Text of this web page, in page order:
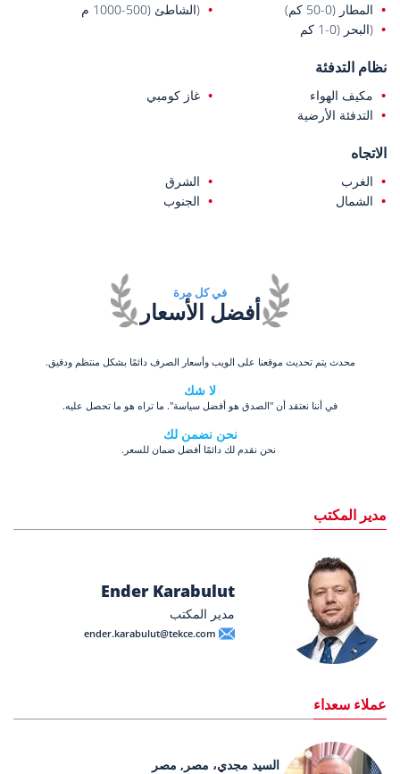
المطار (0-50 كم)
(الشاطئ (500-1000 م
(البحر (0-1 كم
نظام التدفئة
مكيف الهواء
غاز كومبي
التدفئة الأرضية
الاتجاه
الغرب
الشرق
الشمال
الجنوب
أفضل الأسعار
في كل مرة
محدث يتم تحديث موقعنا على الويب وأسعار الصرف دائمًا بشكل منتظم ودقيق.
لا شك
في أننا نعتقد أن "الصدق هو أفضل سياسة". ما تراه هو ما تحصل عليه.
نحن نضمن لك
نحن نقدم لك دائمًا أفضل ضمان للسعر.
مدير المكتب
Ender Karabulut
مدير المكتب
ender.karabulut@tekce.com
عملاء سعداء
السيد مجدي، مصر, مصر